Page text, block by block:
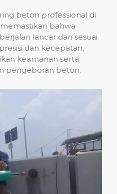
beton professional di
bahwa
lancar dan sesuai
dan kecepatan,
keamanan serta
pengeboran beton.